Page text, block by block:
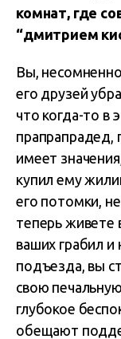
комнат, где
“дмитрием
Вы,
его друзей
что когда-то в
имеет
купил ему
его потомки,
теперь живете
ваших грабил и
подъезда, вы
свою
глубокое
обещают